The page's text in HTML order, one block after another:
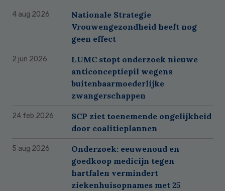
4 aug 2026
Nationale Strategie
Vrouwengezondheid heeft nog
geen effect
2 jun 2026
LUMC stopt onderzoek nieuwe
anticonceptiepil wegens
buitenbaarmoederlijke
zwangerschappen
24 feb 2026
SCP ziet toenemende ongelijkheid
door coalitieplannen
5 aug 2026
Onderzoek: eeuwenoud en
goedkoop medicijn tegen
hartfalen vermindert
ziekenhuisopnames met 25